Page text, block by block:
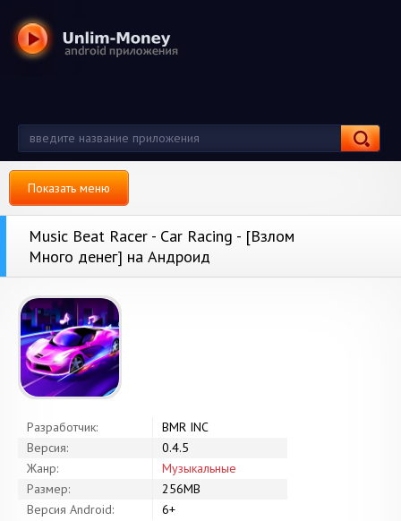
Показать меню
Music Beat Racer - Car Racing - [Взлом
Много денег] на Андроид
Разработчик:
BMR INC
Версия:
0.4.5
Жанр:
Музыкальные
Размер:
256MB
Версия Android:
6+